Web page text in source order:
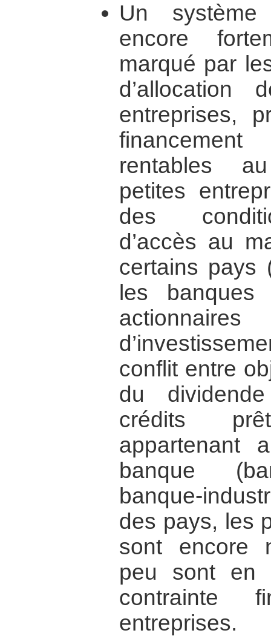
Un système
encore
marqué par
d’allocation
entreprises,
rentables
petites
des
d’accès au
certains pays
les
conflit entre
du
crédits
appartenant
banque
banque-
des pays, les
sont encore
peu sont en
contrainte
entreprises.